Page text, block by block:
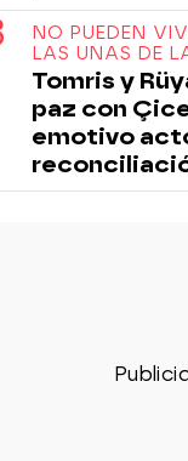
NO PUEDEN
LAS UNAS DE
Tomris y
paz con
emotivo